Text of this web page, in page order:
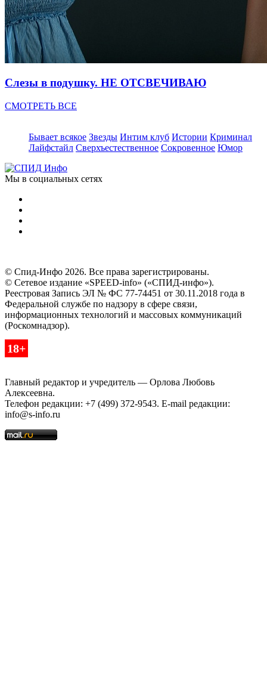
Слезы в подушку. НЕ ОТСВЕЧИВАЮ
СМОТРЕТЬ ВСЕ
Бывает всякое Звезды Интим клуб Истории Криминал
Лайфстайл Сверхъестественное Сокровенное Юмор
Мы в социальных сетях
© Спид-Инфо 2026. Все права зарегистрированы.
© Сетевое издание «SPEED-info» («СПИД-инфо»).
Реестровая Запись ЭЛ № ФС 77-74451 от 30.11.2018 года в
Федеральной службе по надзору в сфере связи,
информационных технологий и массовых коммуникаций
(Роскомнадзор).
18+
Главный редактор и учредитель — Орлова Любовь
Алексеевна.
Телефон редакции: +7 (499) 372-9543. E-mail редакции:
info@s-info.ru